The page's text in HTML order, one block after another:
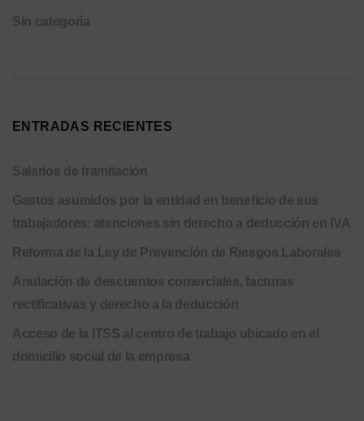
Sin categoría
ENTRADAS RECIENTES
Salarios de tramitación
Gastos asumidos por la entidad en beneficio de sus
trabajadores: atenciones sin derecho a deducción en IVA
Reforma de la Ley de Prevención de Riesgos Laborales
Anulación de descuentos comerciales, facturas
rectificativas y derecho a la deducción
Acceso de la ITSS al centro de trabajo ubicado en el
domicilio social de la empresa